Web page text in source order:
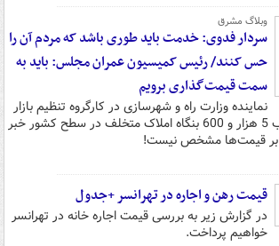
وبلاگ مشرق
سردار فدوی: خدمت باید طوری باشد که مردم آن را
حس کنند/ رئیس کمیسیون عمران مجلس: باید به
سمت قیمت‌گذاری برویم
نماینده وزارت راه و شهرسازی در کارگروه تنظیم بازار
مسکن در حالی از پلمب 5 هزار و 600 بنگاه املاک متخلف در سطح کشور خبر
بر قیمت‌ها مشخص نیست!
قیمت رهن و اجاره در تهرانسر +جدول
در گزارش زیر به بررسی قیمت اجاره خانه در تهرانسر
خواهیم‌ پرداخت.